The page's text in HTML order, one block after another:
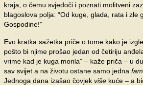
kraja, o čemu svjedoči i poznati molitveni
blagoslova polja: “Od kuge, glada, rata i zle
Gospodine!”
Evo kratka sažetka priče o tome kako je
pošto bi njime prošao jedan od četiriju
vrime kad je kuga morila” – kaže priča – u
sav svijet a na životu ostane samo jedna
Jednoga dana izašao čovjek više kuće – a